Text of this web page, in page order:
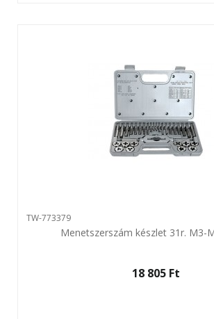
TW-773379
Menetszerszám készlet 31r. M3-
18 805 Ft‎